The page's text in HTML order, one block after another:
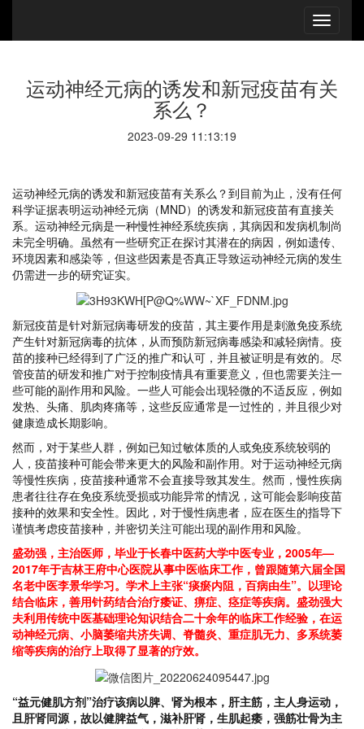
运动神经元病的诱发和新冠疫苗有关
系么？
2023-09-29 11:13:19
运动神经元病的诱发和新冠疫苗有关系么？到目前为止，没有任何
科学证据表明运动神经元病（MND）的诱发和新冠疫苗有直接关
系。运动神经元病是一种慢性神经系统疾病，其病因和发病机制尚
未完全明确。虽然有一些研究正在探讨其潜在的病因，例如遗传、
环境因素和感染等，但这些因素是否真正导致运动神经元病的发生
仍需进一步的研究证实。
新冠疫苗是针对新冠病毒研发的疫苗，其主要作用是刺激免疫系统
产生针对新冠病毒的抗体，从而预防新冠病毒感染和减轻病情。疫
苗的接种已经得到了广泛的推广和认可，并且被证明是有效的。尽
管疫苗的研发和推广对于控制疫情具有重要意义，但也需要关注一
些可能的副作用和风险。一些人可能会出现轻微的不适反应，例如
发热、头痛、肌肉疼痛等，这些反应通常是一过性的，并且很少对
健康造成长期影响。
然而，对于某些人群，例如已知过敏体质的人或免疫系统较弱的
人，疫苗接种可能会带来更大的风险和副作用。对于运动神经元病
等慢性疾病，疫苗接种通常不会直接导致其发生。然而，慢性疾病
患者往往存在免疫系统受损或功能异常的情况，这可能会影响疫苗
接种的效果和安全性。因此，对于慢性病患者，应在医生的指导下
谨慎考虑疫苗接种，并密切关注可能出现的副作用和风险。
盛劲强，主治医师，毕业于长春中医药大学中医专业，2005年—
2017年于吉林王府中心医院从事中医临床工作，曾跟随第六届全国
名老中医李景华学习。学术上主张“痰瘀内阻，百病由生”。以理论
结合临床，善用针药结合治疗痿证、痹症、痉症等疾病。盛劲强大
夫利用传统中医基础理论知识结合二十余年的临床工作经验，在运
动神经元病、 小脑萎缩共济失调、脊髓炎、重症肌无力、多系统萎
缩等疾病的治疗上取得了显著的疗效。
“益元健肌方剂”治疗该病以脾、肾为根本，肝主筋，主人身运动，
且肝肾同源，故以健脾益气，滋补肝肾，生肌起痿，强筋壮骨为主